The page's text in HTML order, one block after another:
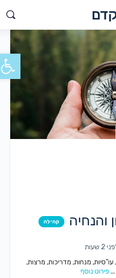
והנחיה קהילה
עו"סיות, מנחות, מדריכות, מרצות,
פירוט נוסף
פתח